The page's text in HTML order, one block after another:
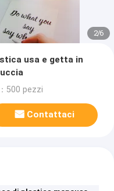
2/6
usa e getta in
500 pezzi
Contattaci